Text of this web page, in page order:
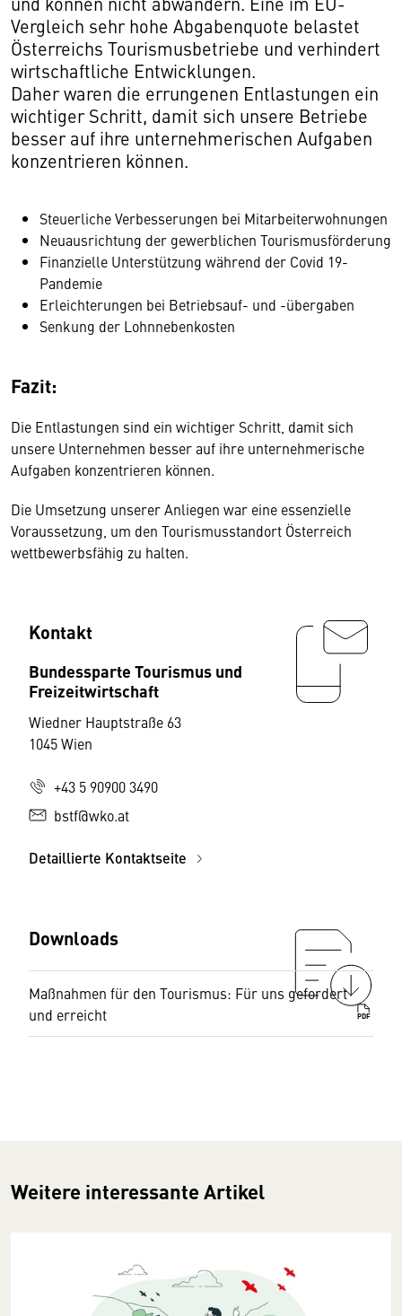
Vergleich sehr hohe Abgabenquote belastet
Österreichs Tourismusbetriebe und verhindert
wirtschaftliche Entwicklungen.
Daher waren die errungenen Entlastungen ein
wichtiger Schritt, damit sich unsere Betriebe
besser auf ihre unternehmerischen Aufgaben
konzentrieren können.
Steuerliche Verbesserungen bei Mitarbeiterwohnungen
Neuausrichtung der gewerblichen Tourismusförderung
Finanzielle Unterstützung während der Covid 19-
Pandemie
Erleichterungen bei Betriebsauf- und -übergaben
Senkung der Lohnnebenkosten
Fazit:
Die Entlastungen sind ein wichtiger Schritt, damit sich
unsere Unternehmen besser auf ihre unternehmerische
Aufgaben konzentrieren können.
Die Umsetzung unserer Anliegen war eine essenzielle
Voraussetzung, um den Tourismusstandort Österreich
wettbewerbsfähig zu halten.
Kontakt
Bundessparte Tourismus und
Freizeitwirtschaft
Wiedner Hauptstraße 63
1045 Wien
+43 5 90900 3490
bstf@wko.at
Detaillierte Kontaktseite
Downloads
Maßnahmen für den Tourismus: Für uns gefordert
und erreicht
PDF
Weitere interessante Artikel